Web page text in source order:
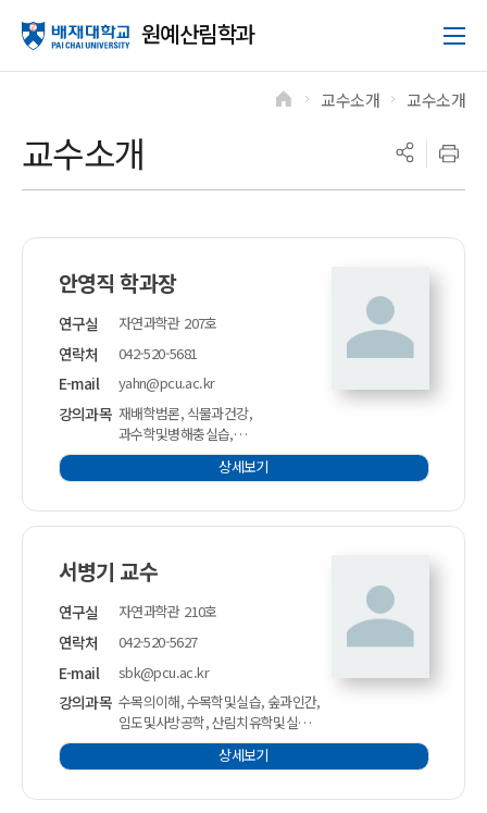
원예산림학과
교수소개
교수소개 교수소개
안영직 학과장
연구실 자연과학관 207호
연락처 042-520-5681
E-mail yahn@pcu.ac.kr
강의과목 재배학범론, 식물과건강,
과수학및병해충실습,
안전농산물생산,
원예산림병해충실습,상세보기
서병기 교수
연구실 자연과학관 210호
연락처 042-520-5627
E-mail sbk@pcu.ac.kr
강의과목 수목의이해, 수목학및실습, 숲과인간,
임도및사방공학, 산림치유학및실습,
도시와나무
상세보기